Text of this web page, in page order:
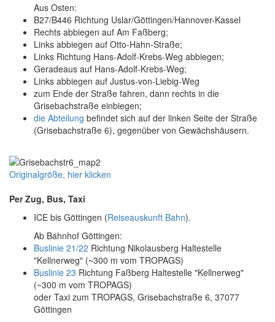
Aus Osten:
B27/B446 Richtung Uslar/Göttingen/Hannover-Kassel
Rechts abbiegen auf Am Faßberg;
Links abbiegen auf Otto-Hahn-Straße;
Links Richtung Hans-Adolf-Krebs-Weg abbiegen;
Geradeaus auf Hans-Adolf-Krebs-Weg;
Links abbiegen auf Justus-von-Liebig-Weg
zum Ende der Straße fahren, dann rechts in die
Grisebachstraße einbiegen;
die Abteilung befindet sich auf der linken Seite der Straße
(Grisebachstraße 6), gegenüber von Gewächshäusern.
Originalgröße, hier klicken
Per Zug, Bus, Taxi
ICE bis Göttingen (Reiseauskunft Bahn).
Ab Bahnhof Göttingen:
Buslinie 21/22 Richtung Nikolausberg Haltestelle
"Kellnerweg" (~300 m vom TROPAGS)
Buslinie 23 Richtung Faßberg Haltestelle "Kellnerweg"
(~300 m vom TROPAGS)
oder Taxi zum TROPAGS, Grisebachstraße 6, 37077
Göttingen